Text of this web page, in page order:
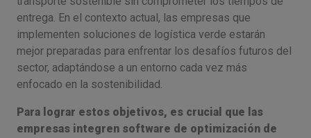
entrega. En el contexto actual, las empresas que
implementen soluciones de logística verde estarán
mejor preparadas para enfrentar los desafíos futuros del
sector, adaptándose a un entorno cada vez más
enfocado en la sostenibilidad.
Para lograr estos objetivos, es crucial que las
empresas integren software de optimización de